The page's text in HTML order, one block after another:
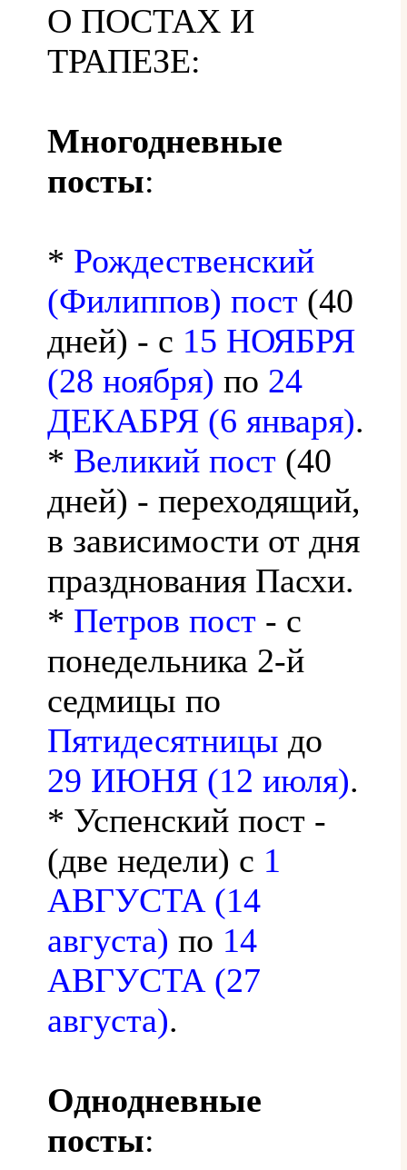
О ПОСТАХ И
ТРАПЕЗЕ:
Многодневные
посты:
* Рождественский
(Филиппов) пост (40
дней) - с 15 НОЯБРЯ
(28 ноября) по 24
ДЕКАБРЯ (6 января).
* Великий пост (40
дней) - переходящий,
в зависимости от дня
празднования Пасхи.
* Петров пост - с
понедельника 2-й
седмицы по
Пятидесятницы до
29 ИЮНЯ (12 июля).
* Успенский пост -
(две недели) с 1
АВГУСТА (14
августа) по 14
АВГУСТА (27
августа).
Однодневные
посты: